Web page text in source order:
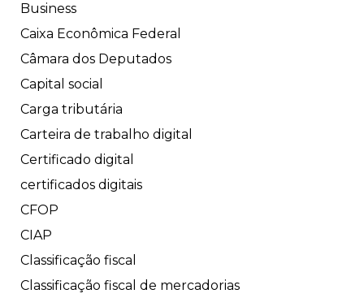
Business
Caixa Econômica Federal
Câmara dos Deputados
Capital social
Carga tributária
Carteira de trabalho digital
Certificado digital
certificados digitais
CFOP
CIAP
Classificação fiscal
Classificação fiscal de mercadorias